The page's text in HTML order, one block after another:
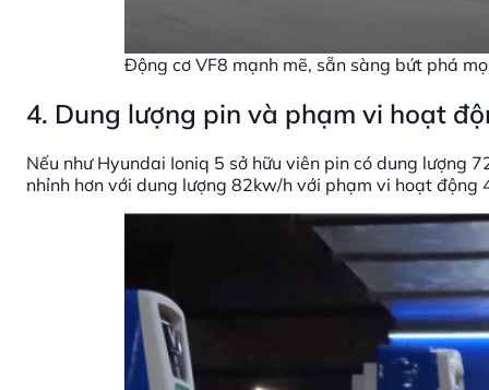
Động cơ VF8 mạnh mẽ, sẵn sàng bứt phá
4. Dung lượng pin và phạm vi hoạt
Nếu như Hyundai Ioniq 5 sở hữu viên pin có dung lượng
nhỉnh hơn với dung lượng 82kw/h với phạm vi hoạt động